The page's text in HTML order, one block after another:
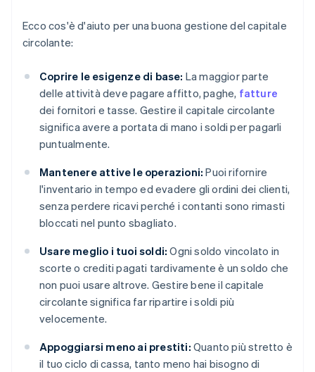
Ecco cos'è d'aiuto per una buona gestione del capitale
circolante:
Coprire le esigenze di base: La maggior parte
delle attività deve pagare affitto, paghe, fatture
dei fornitori e tasse. Gestire il capitale circolante
significa avere a portata di mano i soldi per pagarli
puntualmente.
Mantenere attive le operazioni: Puoi rifornire
l'inventario in tempo ed evadere gli ordini dei clienti,
senza perdere ricavi perché i contanti sono rimasti
bloccati nel punto sbagliato.
Usare meglio i tuoi soldi: Ogni soldo vincolato in
scorte o crediti pagati tardivamente è un soldo che
non puoi usare altrove. Gestire bene il capitale
circolante significa far ripartire i soldi più
velocemente.
Appoggiarsi meno ai prestiti: Quanto più stretto è
il tuo ciclo di cassa, tanto meno hai bisogno di